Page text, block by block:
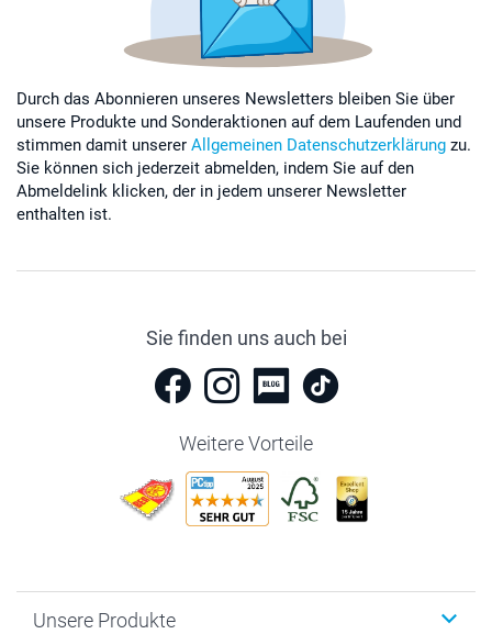
Durch das Abonnieren unseres Newsletters bleiben Sie über
unsere Produkte und Sonderaktionen auf dem Laufenden und
stimmen damit unserer Allgemeinen Datenschutzerklärung zu.
Sie können sich jederzeit abmelden, indem Sie auf den
Abmeldelink klicken, der in jedem unserer Newsletter
enthalten ist.
Sie finden uns auch bei
Weitere Vorteile
Unsere Produkte